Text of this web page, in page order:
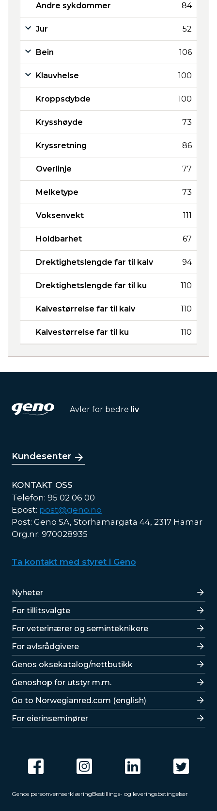
Andre sykdommer 84
Jur 52
Bein 106
Klauvhelse 100
Kroppsdybde 100
Krysshøyde 73
Kryssretning 86
Overlinje 77
Melketype 73
Voksenvekt 111
Holdbarhet 67
Drektighetslengde far til kalv 94
Drektighetslengde far til ku 110
Kalvestørrelse far til kalv 110
Kalvestørrelse far til ku 110
Avler for bedre liv
Kundesenter
KONTAKT OSS
Telefon: 95 02 06 00
Epost: post@geno.no
Post: Geno SA, Storhamargata 44, 2317 Hamar
Org.nr: 970028935
Ta kontakt med styret i Geno
Lenker
Nyheter
For tillitsvalgte
For veterinærer og seminteknikere
For avlsrådgivere
Lenker
Genos oksekatalog/nettbutikk
Genoshop for utstyr m.m.
Go to Norwegianred.com (english)
For eierinseminører
Genos personvernserklæringBestillings- og leveringsbetingelser